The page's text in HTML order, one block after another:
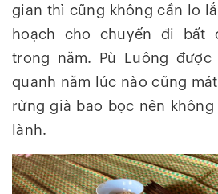
gian thì cũng không cần lo
hoạch cho chuyến đi bất
trong năm. Pù Luông
quanh năm lúc nào cũng
rừng già bao bọc nên
lành.